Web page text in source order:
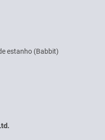
estanho (Babbit)